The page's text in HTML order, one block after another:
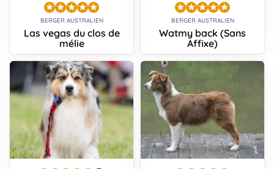
BERGER AUSTRALIEN
Las vegas du clos de
mélie
BERGER AUSTRALIEN
Watmy back (Sans
Affixe)